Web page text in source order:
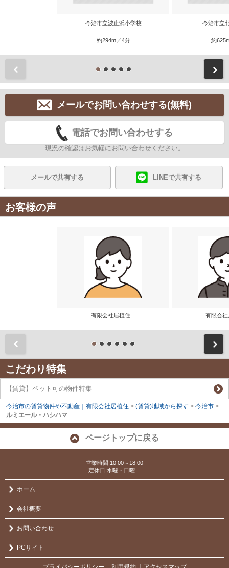
今治市立波止浜小学校
約294m／4分
今治市立
約
メールでお問い合わせする(無料)
電話でお問い合わせする
現況の確認はお気軽にお問い合わせください。
メールで共有する LINEで共有する
お客様の声
有限会社居植住 有限会
こだわり特集
【賃貸】ペット可の物件特集
今治市の賃貸物件や不動産｜有限会社居植住 > (賃貸)地域から探す > 今治市 >
ルミエール・ハシハマ
ページトップに戻る
営業時間:10:00～18:00
定休日:水曜・日曜
ホーム
会社概要
お問い合わせ
PCサイト